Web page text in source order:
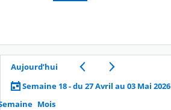
Aujourd’hui
Semaine 18 - du 27 Avril au 03 Mai 2026
Mois